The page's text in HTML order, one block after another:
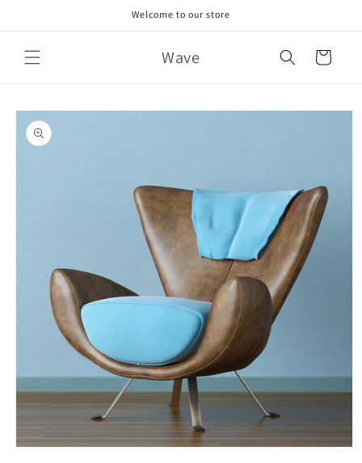
Welcome to our store
Wave Cart
Skip to
product
information